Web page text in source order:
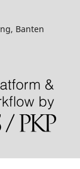
Banten